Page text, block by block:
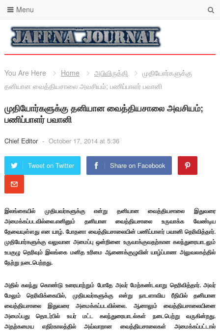
Menu
You Are Here Home அபிவிருத்தி
முதியோர்களுக்கு
தனியான வைத்தியசாலை அவசியம்; பணிப்பாளர் பவானி
முதியோர்களுக்கு தனியான வைத்தியசாலை அவசியம்;
பணிப்பாளர் பவானி
Chief Editor - October 17, 2014 at 5:36
Tweet on Twitter Share on Facebook
இலங்கையில் முதியவர்களுக்கு என்று தனியான வைத்தியசாலை இதுவரை
அமைக்கப்படவில்லை.எனினும் தனியான வைத்தியசாலை உருவாக்க வேண்டிய
தேவையுள்ளது என யாழ். போதனா வைத்தியசாலையின் பணிப்பாளர் பவானி தெரிவித்தார்.
முதியோர்களுக்கு வலுவான அமைப்பு ஒன்றினை உருவாக்குவதற்கான கலந்துரையாடலும்
உபகுழு தெரிவும் இலங்கை மனித உரிமை ஆணைக்குழுவின் யாழ்ப்பாண அலுவலகத்தில்
நேற்று நடைபெற்றது.
அதில் கலந்து கொண்டு உரையாற்றும் போதே அவர் மேற்கண்டவாறு தெரிவித்தார். அவர்
மேலும் தெரிவிக்கையில், முதியவர்களுக்கு என்று நாடளாவிய ரீதியில் தனியான
வைத்தியசாலை இதுவரை அமைக்கப்படவில்லை. ஆனாலும் வைத்தியசாலையினை
அமைப்பது தொடர்பில் உயர் மட்ட கலந்துரையாடல்கள் நடைபெற்று வருகின்றது.
அதற்கமைய எதிர்காலத்தில் அவ்வாறான வைத்தியசாலைகள் அமைக்கப்பட்டால்